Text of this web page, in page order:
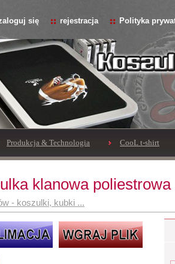
się rejestracja Polityka
Produkcja & Technologia CooL t-shirt
klanowa poliestrowa
- koszulki, kubki ...